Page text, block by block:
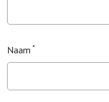
Naam